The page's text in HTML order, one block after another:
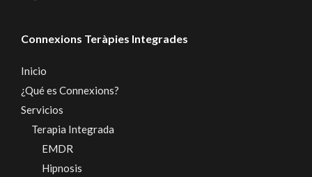
Connexions Teràpies Integrades
Inicio
¿Qué es Connexions?
Servicios
Terapia Integrada
EMDR
Hipnosis